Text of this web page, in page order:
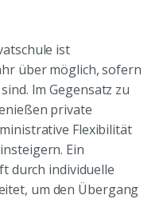
ist
über möglich, sofern
Im Gegensatz zu
private
Flexibilität
Ein
durch individuelle
um den Übergang